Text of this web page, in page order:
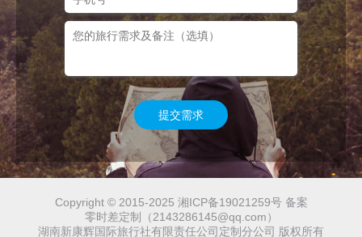
提交需求
Copyright © 2015-2025 湘ICP备19021259号 备案
零时差定制（2143286145@qq.com）
湖南新康辉国际旅行社有限责任公司定制分公司 版权所有